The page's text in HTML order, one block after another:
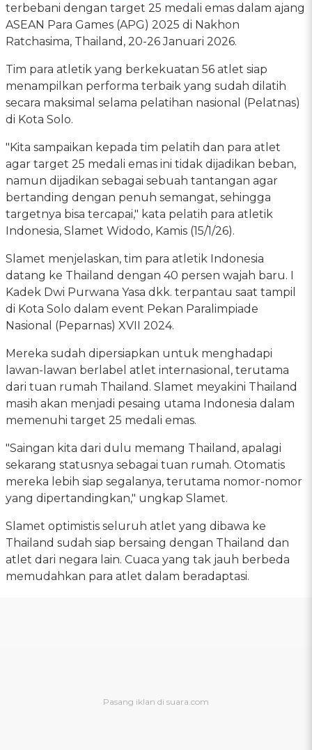
terbebani dengan target 25 medali emas dalam ajang
ASEAN Para Games (APG) 2025 di Nakhon
Ratchasima, Thailand, 20-26 Januari 2026.
Tim para atletik yang berkekuatan 56 atlet siap
menampilkan performa terbaik yang sudah dilatih
secara maksimal selama pelatihan nasional (Pelatnas)
di Kota Solo.
"Kita sampaikan kepada tim pelatih dan para atlet
agar target 25 medali emas ini tidak dijadikan beban,
namun dijadikan sebagai sebuah tantangan agar
bertanding dengan penuh semangat, sehingga
targetnya bisa tercapai," kata pelatih para atletik
Indonesia, Slamet Widodo, Kamis (15/1/26).
Slamet menjelaskan, tim para atletik Indonesia
datang ke Thailand dengan 40 persen wajah baru. I
Kadek Dwi Purwana Yasa dkk. terpantau saat tampil
di Kota Solo dalam event Pekan Paralimpiade
Nasional (Peparnas) XVII 2024.
Mereka sudah dipersiapkan untuk menghadapi
lawan-lawan berlabel atlet internasional, terutama
dari tuan rumah Thailand. Slamet meyakini Thailand
masih akan menjadi pesaing utama Indonesia dalam
memenuhi target 25 medali emas.
"Saingan kita dari dulu memang Thailand, apalagi
sekarang statusnya sebagai tuan rumah. Otomatis
mereka lebih siap segalanya, terutama nomor-nomor
yang dipertandingkan," ungkap Slamet.
Slamet optimistis seluruh atlet yang dibawa ke
Thailand sudah siap bersaing dengan Thailand dan
atlet dari negara lain. Cuaca yang tak jauh berbeda
memudahkan para atlet dalam beradaptasi.